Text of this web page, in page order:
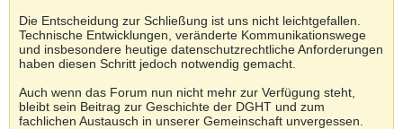
Die Entscheidung zur Schließung ist uns nicht leichtgefallen.
Technische Entwicklungen, veränderte Kommunikationswege
und insbesondere heutige datenschutzrechtliche Anforderungen
haben diesen Schritt jedoch notwendig gemacht.
Auch wenn das Forum nun nicht mehr zur Verfügung steht,
bleibt sein Beitrag zur Geschichte der DGHT und zum
fachlichen Austausch in unserer Gemeinschaft unvergessen.